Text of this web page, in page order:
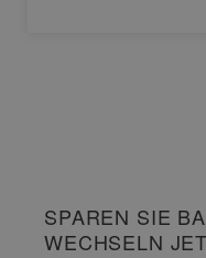
SPAREN SIE
WECHSELN